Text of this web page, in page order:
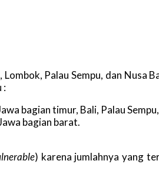
Palau Sempu, dan
:
bagian timur, Bali, Palau
bagian barat.
) karena jumlahnya yang